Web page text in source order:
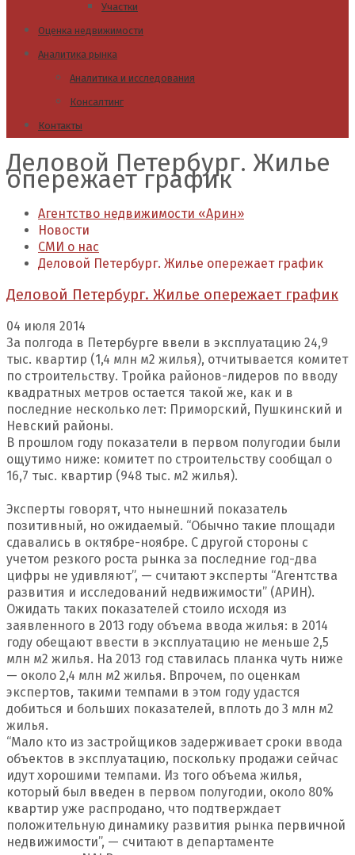
Участки
Оценка недвижимости
Аналитика рынка
Аналитика и исследования
Консалтинг
Контакты
Деловой Петербург. Жилье
опережает график
Агентство недвижимости «Арин»
Новости
СМИ о нас
Деловой Петербург. Жилье опережает график
Деловой Петербург. Жилье опережает график
04 июля 2014
За полгода в Петербурге ввели в эксплуатацию 24,9
тыс. квартир (1,4 млн м2 жилья), отчитывается комитет
по строительству. Тройка районов-лидеров по вводу
квадратных метров остается такой же, как и в
последние несколько лет: Приморский, Пушкинский и
Невский районы.
В прошлом году показатели в первом полугодии были
ощутимо ниже: комитет по строительству сообщал о
16,7 тыс. квартир (948 тыс. м2 жилья).
Эксперты говорят, что нынешний показатель
позитивный, но ожидаемый. “Обычно такие площади
сдавались в октябре-ноябре. С другой стороны с
учетом резкого роста рынка за последние год-два
цифры не удивляют”, — считают эксперты “Агентства
развития и исследований недвижимости” (АРИН).
Ожидать таких показателей стоило исходя из
заявленного в 2013 году объема ввода жилья: в 2014
году обещают ввести в эксплуатацию не меньше 2,5
млн м2 жилья. На 2013 год ставилась планка чуть ниже
— около 2,4 млн м2 жилья. Впрочем, по оценкам
экспертов, такими темпами в этом году удастся
добиться и больших показателей, вплоть до 3 млн м2
жилья.
“Мало кто из застройщиков задерживает сроки ввода
объектов в эксплуатацию, поскольку продажи сейчас
идут хорошими темпами. Из того объема жилья,
который был введен в первом полугодии, около 80%
квартир уже распродано, что подтверждает
положительную динамику развития рынка первичной
недвижимости”, — считают в департаменте